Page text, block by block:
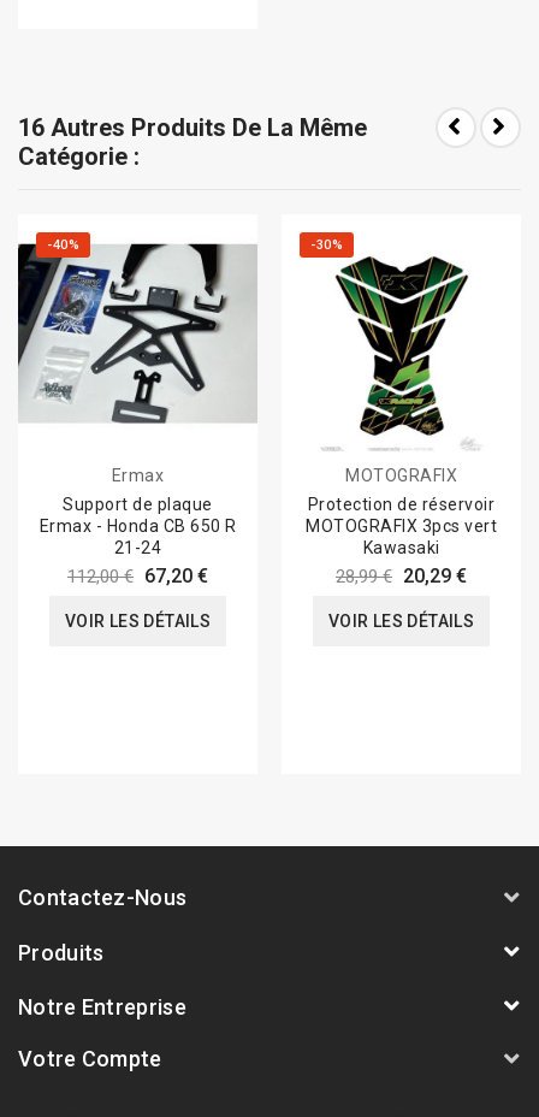
16 Autres Produits De La Même
Catégorie :
-40%
Ermax
Support de plaque
Ermax - Honda CB 650 R
21-24
112,00 € 67,20 €
VOIR LES DÉTAILS
-30%
MOTOGRAFIX
Protection de réservoir
MOTOGRAFIX 3pcs vert
Kawasaki
28,99 € 20,29 €
VOIR LES DÉTAILS
Contactez-Nous
Produits
Notre Entreprise
Votre Compte